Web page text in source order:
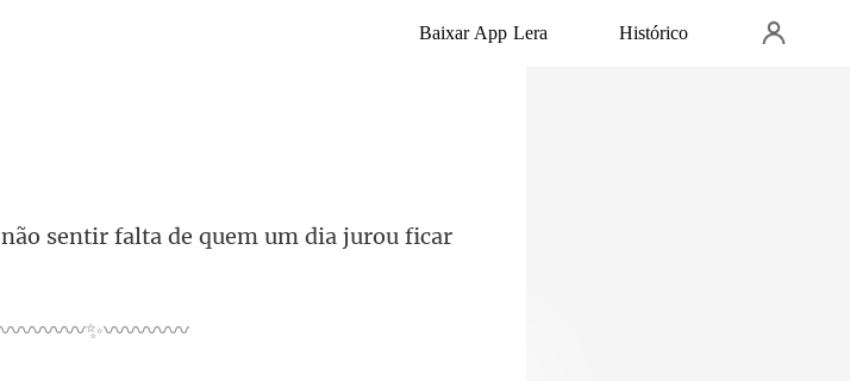
Baixar App Lera Histórico
não sentir falta de quem um dia juro